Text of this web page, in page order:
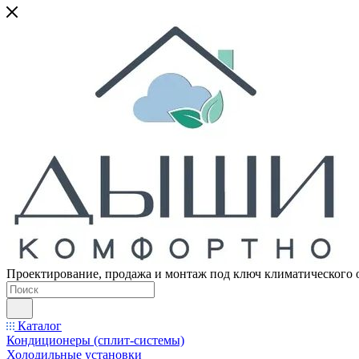
Проектирование, продажа и монтаж под ключ климатического
Каталог
Кондиционеры (сплит-системы)
Холодильные установки